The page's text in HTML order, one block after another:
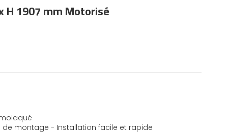
1907 mm Motorisé
montage - Installation facile et rapide